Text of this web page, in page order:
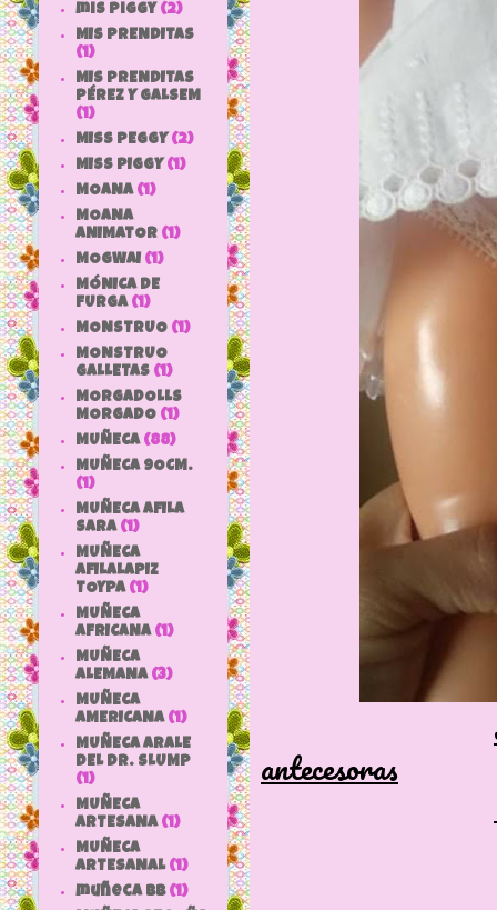
antecesoras
mis piggy (2)
MIS PRENDITAS
(1)
MIS PRENDITAS
PÉREZ Y GALSEM
(1)
MISS PEGGY (2)
MISS PIGGY (1)
MOANA (1)
MOANA
ANIMATOR (1)
MOGWAI (1)
MÓNICA DE
FURGA (1)
MONSTRUO (1)
MONSTRUO
GALLETAS (1)
MORGADOLLS
MORGADO (1)
MUÑECA (88)
MUÑECA 9OCM.
(1)
MUÑECA AFILA
SARA (1)
MUÑECA
AFILALAPIZ
TOYPA (1)
MUÑECA
AFRICANA (1)
MUÑECA
ALEMANA (3)
MUÑECA
AMERICANA (1)
MUÑECA ARALE
DEL DR. SLUMP
(1)
MUÑECA
ARTESANA (1)
MUÑECA
ARTESANAL (1)
muñeca bb (1)